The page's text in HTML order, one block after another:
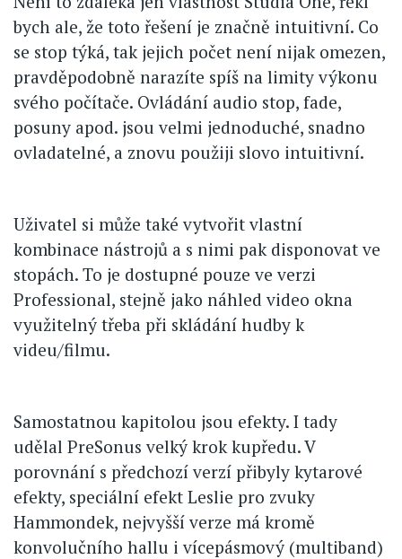
bych ale, že toto řešení je značně intuitivní. Co
se stop týká, tak jejich počet není nijak omezen,
pravděpodobně narazíte spíš na limity výkonu
svého počítače. Ovládání audio stop, fade,
posuny apod. jsou velmi jednoduché, snadno
ovladatelné, a znovu použiji slovo intuitivní.
Uživatel si může také vytvořit vlastní
kombinace nástrojů a s nimi pak disponovat ve
stopách. To je dostupné pouze ve verzi
Professional, stejně jako náhled video okna
využitelný třeba při skládání hudby k
videu/filmu.
Samostatnou kapitolou jsou efekty. I tady
udělal PreSonus velký krok kupředu. V
porovnání s předchozí verzí přibyly kytarové
efekty, speciální efekt Leslie pro zvuky
Hammondek, nejvyšší verze má kromě
konvolučního hallu i vícepásmový (multiband)